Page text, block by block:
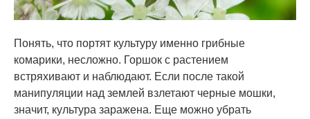
Понять, что портят культуру именно грибные
комарики, несложно. Горшок с растением
встряхивают и наблюдают. Если после такой
манипуляции над землей взлетают черные мошки,
значит, культура заражена. Еще можно убрать